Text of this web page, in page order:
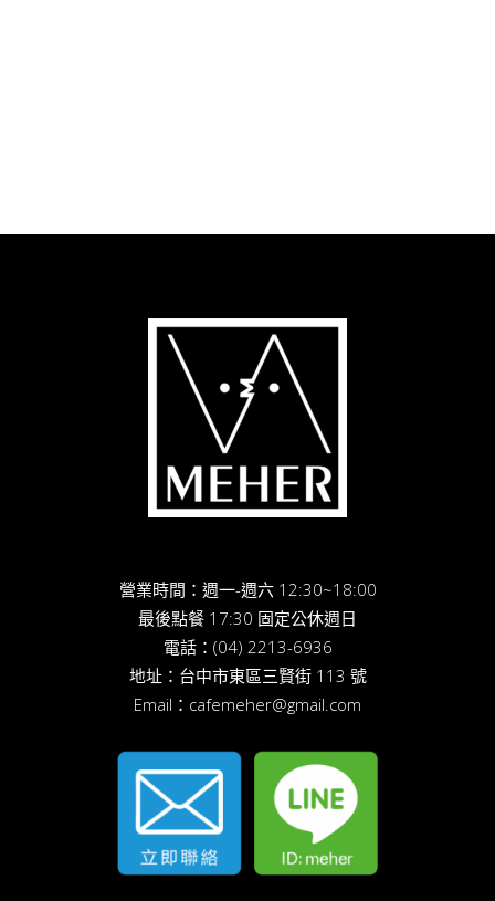
營業時間：週一-週六 12:30~18:00
最後點餐 17:30 固定公休週日
電話： (04) 2213-6936
地址： 台中市東區三賢街 113 號
Email： cafemeher@gmail.com